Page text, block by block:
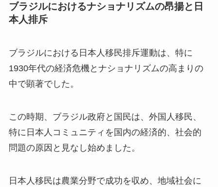
ブラジルにおけるナショナリズムの昂揚と日
本人排斥
ブラジルにおける日本人移民排斥運動は、特に
1930年代の経済危機とナショナリズムの高まりの
中で顕著でした。
この時期、ブラジル政府と国民は、外国人移民、
特に日本人コミュニティを国内の経済的、社会的
問題の原因と見なし始めました。
日本人移民は農業分野で成功を収め、地域社会に